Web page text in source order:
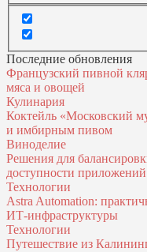
Последние обновления
Французский пивной
мяса и овощей
Кулинария
Коктейль «Московский
и имбирным пивом
Виноделие
Решения для
доступности приложений
Технологии
Astra Automation:
ИТ‑инфраструктуры
Технологии
Путешествие из